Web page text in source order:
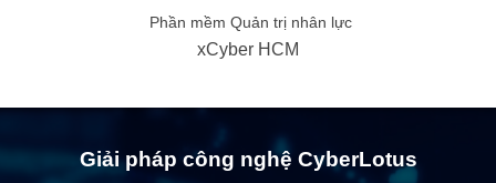
Phần mềm Quản trị nhân lực
xCyber HCM
Giải pháp công nghệ CyberLotus